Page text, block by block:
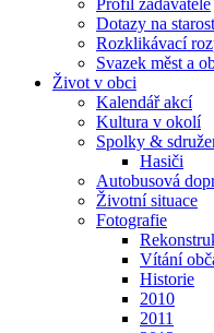
Profil zadavatele
Dotazy na
Rozklikávací
Svazek měst a
Život v obci
Kalendář akcí
Kultura v okolí
Spolky &
Hasiči
Autobusová
Životní situace
Fotografie
Vítání
Historie
2010
2011